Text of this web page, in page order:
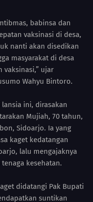
babinsa dan
vaksinasi di desa,
nanti akan disedikan
masyarakat di desa
vaksinasi,” ujar
Wahyu Bintoro.
ini, dirasakan
Mujiah, 70 tahun,
Sidoarjo. Ia yang
kaget kedatangan
lalu mengajaknya
kesehatan.
didatangi Pak Bupati
suntikan